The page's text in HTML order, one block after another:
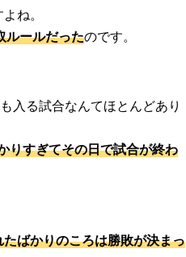
ね。
ルールだったのです。
入る試合なんてほとんどあり
りすぎてその日で試合が終わ
たばかりのころは勝敗が決まっ